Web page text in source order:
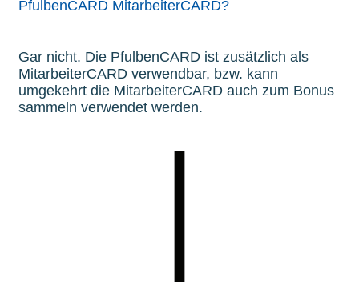
PfulbenCARD MitarbeiterCARD?
Gar nicht. Die PfulbenCARD ist zusätzlich als
MitarbeiterCARD verwendbar, bzw. kann
umgekehrt die MitarbeiterCARD auch zum Bonus
sammeln verwendet werden.